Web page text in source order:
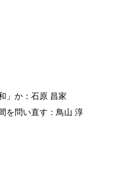
」か：石原 昌家
を問い直す：鳥山 淳